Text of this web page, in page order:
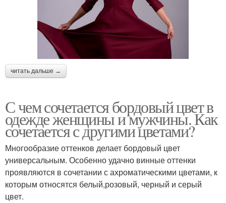
читать дальше →
С чем сочетается бордовый цвет в
одежде женщины и мужчины. Как
сочетается с другими цветами?
Многообразие оттенков делает бордовый цвет
универсальным. Особенно удачно винные оттенки
проявляются в сочетании с ахроматическими цветами, к
которым относятся белый,розовый, черный и серый
цвет.